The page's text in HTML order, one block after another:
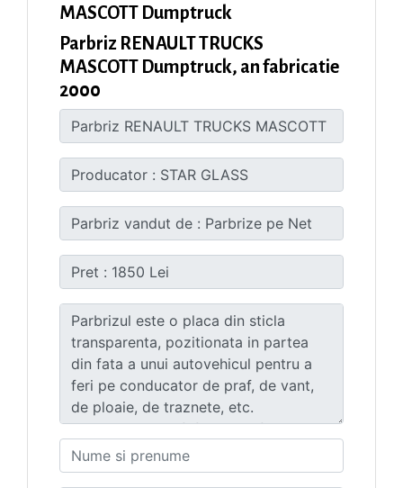
MASCOTT Dumptruck
Parbriz RENAULT TRUCKS
MASCOTT Dumptruck, an fabricatie
2000